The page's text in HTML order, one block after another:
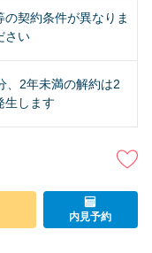
契約条件が異なりま
さい
、2年未満の解約は2
生します
内見予約